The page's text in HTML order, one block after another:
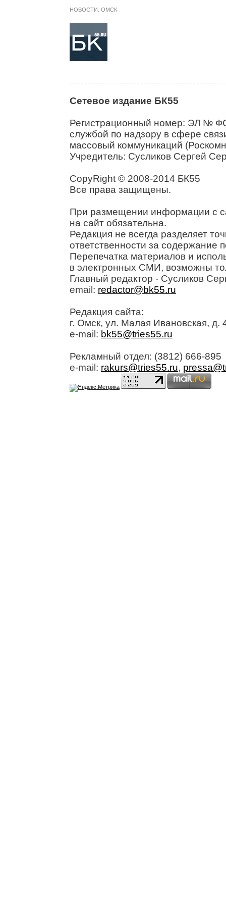
НОВОСТИ. ОМСК
Сетевое издание БК55
Регистрационный номер: ЭЛ №
службой по надзору в сфере
массовый коммуникаций
Учредитель: Сусликов Сергей
CopyRight © 2008-2014 БК55
Все права защищены.
При размещении информации с
на сайт обязательна.
Редакция не всегда разделяет
ответственности за содержание
Перепечатка материалов и
в электронных СМИ, возможны
Главный редактор - Сусликов
email: redactor@bk55.ru
Редакция сайта:
г. Омск, ул. Малая Ивановская, д.
e-mail: bk55@tries55.ru
Рекламный отдел: (3812) 666-895
e-mail: rakurs@tries55.ru,